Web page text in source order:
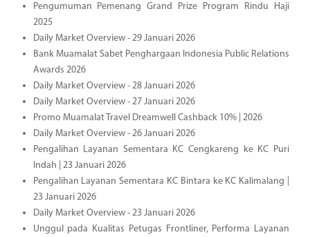
Pengumuman Pemenang Grand Prize Program Rindu Haji
2025
Daily Market Overview - 29 Januari 2026
Bank Muamalat Sabet Penghargaan Indonesia Public Relations
Awards 2026
Daily Market Overview - 28 Januari 2026
Daily Market Overview - 27 Januari 2026
Promo Muamalat Travel Dreamwell Cashback 10% | 2026
Daily Market Overview - 26 Januari 2026
Pengalihan Layanan Sementara KC Cengkareng ke KC Puri
Indah | 23 Januari 2026
Pengalihan Layanan Sementara KC Bintara ke KC Kalimalang |
23 Januari 2026
Daily Market Overview - 23 Januari 2026
Unggul pada Kualitas Petugas Frontliner, Performa Layanan